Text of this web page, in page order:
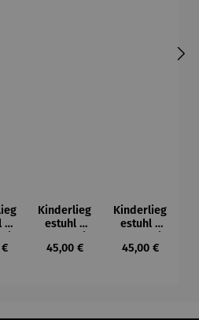
|
Preis:
Kinderlieg
estuhl |
ierbar –
Regulärer Preis:
45,00 €
Kinderlieg
estuhl |
ierbar –
Regulärer
45,00 €